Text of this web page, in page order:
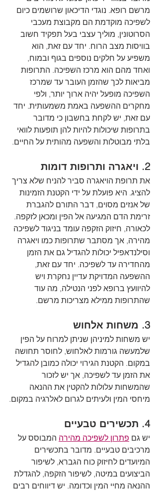
מרשם רופא. נוגדי הדיכאון שרושמים כיום
לשפיכה מוקדמת הם מקבוצת מעכבי
הסרוטונין, מוליך עצבי בעל תפקיד חשוב
בוויסות מצב הרוח. יחד עם זאת, הוא
משפיע על חלקים נוספים בגוף ובמוח,
ואחד מהם הוא מרכז השפיכה. התרופות
מביאות לכך שהזמן העובר עד שמרכז
השפיכה מופעל יהיה ארוך יותר, ולפי
מחקרים ההשפעה באמת משמעותית. יחד
עם זאת, יש לקחת בחשבון כי מדובר
בתרופות שיכולות להיות להן תופעות לוואי
בלתי מבוטלות והשפעה מהותית על החיים.
2. ויאגרה ותרופות דומות
את תרופת הויאגרה סביר להניח שלא צריך
להציג. היא פועלת על ידי הקטנת הזמינות
של אנזים מסוים, דבר התורם להגברת
זרימת הדם המגיעה אל הפין ומכאן לזקפה.
לכאורה, חיזוק הזקפה עומד בניגוד לשפיכה
מהירה, אך מסתבר שתרופות כמו ויאגרה
וסילנדאפיל יכולות להגדיל גם את הזמן
מהחדירה עד לשפיכה. יחד עם זאת,
ההשפעה המדויקת עדיין נחקרת ויש
להיוועץ ברופא לפני הנטילה, מה עוד
שהתרופות ממילא מצריכות מרשם.
3. משחות אלחוש
יש משחות למיניהן שניתן למרוח על הפין
שלמעשה גורמות לאלחוש, לחוסר תחושה
במקום. הקטנת הגירוי יכולה כמובן להגדיל
את הזמן עד לשפיכה, אך יש לזכור
שהמשחות עלולות להקטין את ההנאה
מיחסי המין ולעיתים לגרום לאלרגיה במקום.
4. תכשירים טבעיים
יש גם פתרון לשפיכה מהירה המבוסס על
מרכיבים טבעיים. מדובר בתכשירים
המיועדים לחיזוק כוח הגברא, לשיפור
הביצועים במיטה, לשיפור הזקפה, להגדלת
ההנאה מחיי המין וכדומה. יש דיווחים רבים